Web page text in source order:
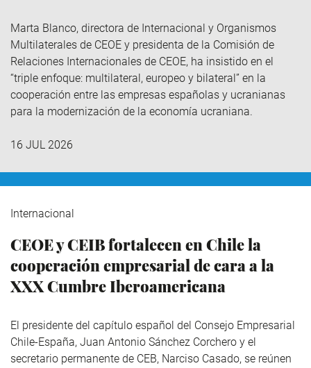
Marta Blanco, directora de Internacional y Organismos
Multilaterales de CEOE y presidenta de la Comisión de
Relaciones Internacionales de CEOE, ha insistido en el
“triple enfoque: multilateral, europeo y bilateral” en la
cooperación entre las empresas españolas y ucranianas
para la modernización de la economía ucraniana.
16 JUL 2026
Internacional
CEOE y CEIB fortalecen en Chile la
cooperación empresarial de cara a la
XXX Cumbre Iberoamericana
El presidente del capítulo español del Consejo Empresarial
Chile-España, Juan Antonio Sánchez Corchero y el
secretario permanente de CEB, Narciso Casado, se reúnen